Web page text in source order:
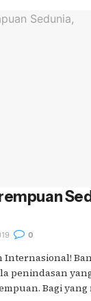
0
Internasional!
penindasan
Bagi yang